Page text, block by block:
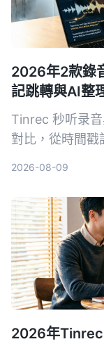
2026年2款錄
記跳轉與AI整
Tinrec 秒听录
對比，從時間戳
2026-08-09
2026年Tinrec